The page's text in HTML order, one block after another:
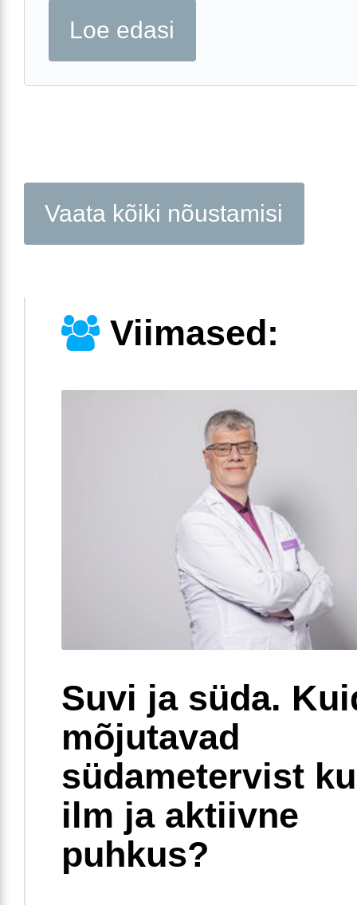
Loe edasi
Vaata kõiki nõustamisi
Viimased:
Suvi ja süda.
mõjutavad
südametervist
ilm ja aktiivne
puhkus?